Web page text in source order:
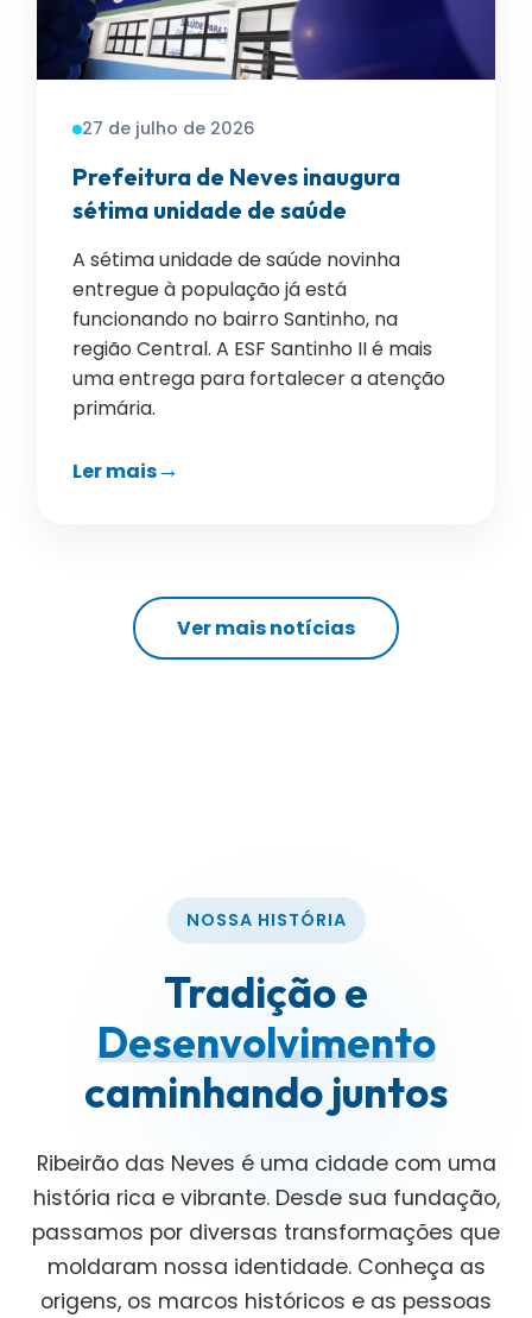
27 de julho de 2026
Prefeitura de Neves inaugura
sétima unidade de saúde
A sétima unidade de saúde novinha
entregue à população já está
funcionando no bairro Santinho, na
região Central. A ESF Santinho II é mais
uma entrega para fortalecer a atenção
primária.
Ler mais
Ver mais notícias
NOSSA HISTÓRIA
Tradição e
Desenvolvimento
caminhando juntos
Ribeirão das Neves é uma cidade com uma
história rica e vibrante. Desde sua fundação,
passamos por diversas transformações que
moldaram nossa identidade. Conheça as
origens, os marcos históricos e as pessoas